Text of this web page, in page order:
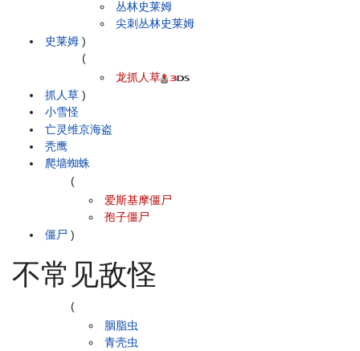
史莱姆
丛林史莱姆
尖刺丛林史莱姆
)
抓人草
(
龙抓人草
)
小雪怪
亡灵维京海盗
秃鹰
爬墙蜘蛛
僵尸
(
爱斯基摩僵尸
孢子僵尸
)
不常见敌怪
(
胭脂虫
青壳虫